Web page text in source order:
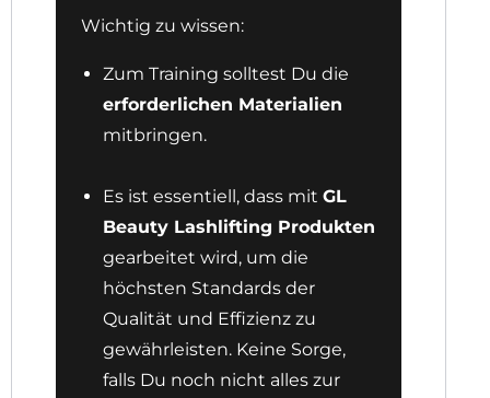
Wichtig zu wissen:
Zum Training solltest Du die
erforderlichen Materialien
mitbringen.
Es ist essentiell, dass mit GL
Beauty Lashlifting Produkten
gearbeitet wird, um die
höchsten Standards der
Qualität und Effizienz zu
gewährleisten. Keine Sorge,
falls Du noch nicht alles zur